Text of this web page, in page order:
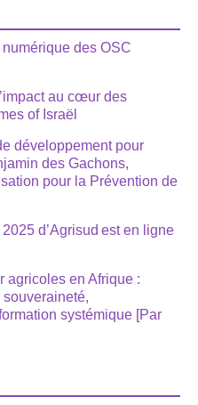
des OSC
au cœur des
of Israël
développement pour
des Gachons,
pour la Prévention de
d’Agrisud est en ligne
agricoles en Afrique :
souveraineté,
systémique [Par